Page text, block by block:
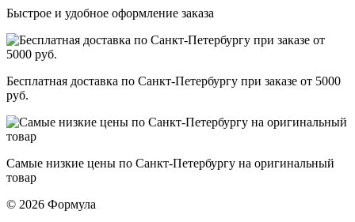
Быстрое и удобное оформление заказа
Бесплатная доставка по Санкт-Петербургу при заказе от 5000
руб.
Самые низкие цены по Санкт-Петербургу на оригинальный
товар
© 2026 Формула